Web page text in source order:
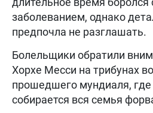
заболеванием, однако
предпочла не разглашать.
Болельщики обратили
Хорхе Месси на трибунах
прошедшего мундиаля,
собирается вся семья